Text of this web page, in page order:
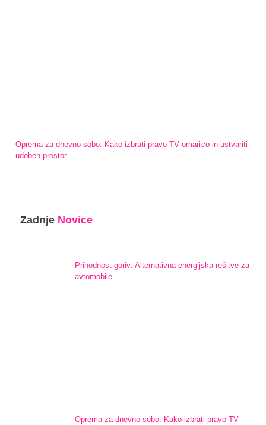
Oprema za dnevno sobo: Kako izbrati pravo TV omarico in ustvariti
udoben prostor
Zadnje Novice
Prihodnost goriv: Alternativna energijska rešitve za
avtomobile
Oprema za dnevno sobo: Kako izbrati pravo TV